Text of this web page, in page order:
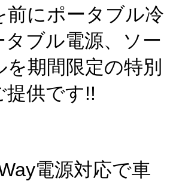
前にポータブル冷
ブル電源、ソー
期間限定の特別
提供です!!
電源対応で車